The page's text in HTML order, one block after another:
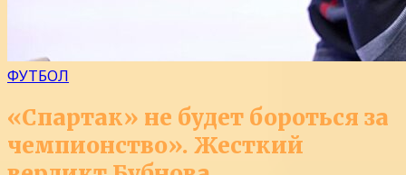
ФУТБОЛ
«Спартак» не будет бороться за
чемпионство». Жесткий